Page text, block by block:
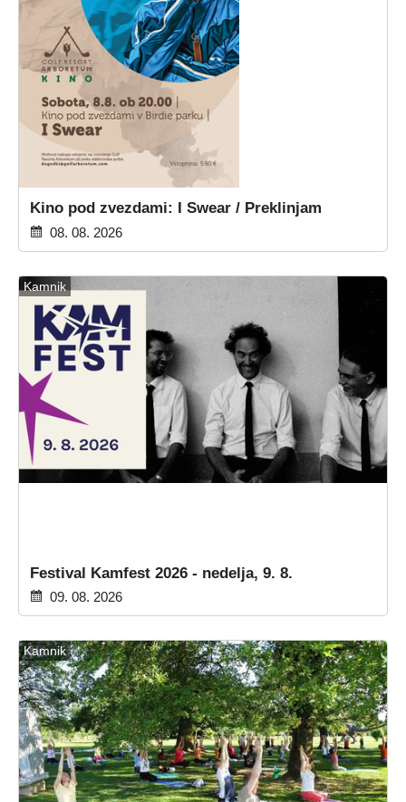
Kino pod zvezdami: I Swear / Preklinjam
08. 08. 2026
Kamnik
Festival Kamfest 2026 - nedelja, 9. 8.
09. 08. 2026
Kamnik